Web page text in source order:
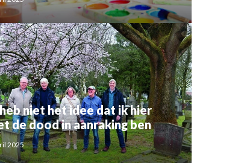
niet het idee dat ik hier
de dood in aanraking ben
2025